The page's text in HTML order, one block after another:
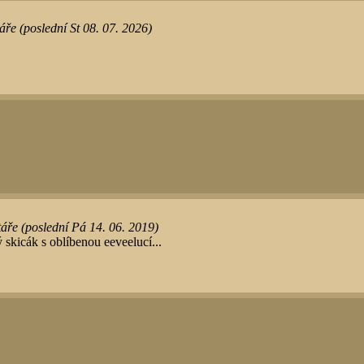
(poslední St 08. 07. 2026)
(poslední Pá 14. 06. 2019)
skicák s oblíbenou eeveelucí...